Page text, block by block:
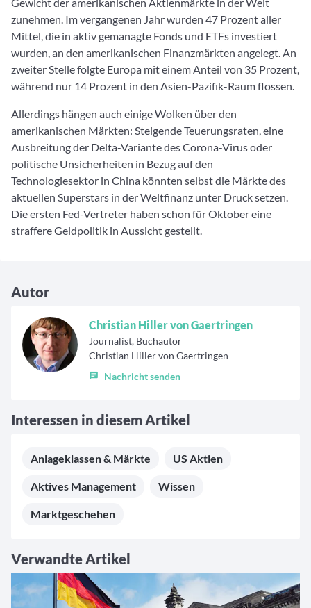
zunehmen. Im vergangenen Jahr wurden 47 Prozent aller
Mittel, die in aktiv gemanagte Fonds und ETFs investiert
wurden, an den amerikanischen Finanzmärkten angelegt. An
zweiter Stelle folgte Europa mit einem Anteil von 35 Prozent,
während nur 14 Prozent in den Asien-Pazifik-Raum flossen.
Allerdings hängen auch einige Wolken über den
amerikanischen Märkten: Steigende Teuerungsraten, eine
Ausbreitung der Delta-Variante des Corona-Virus oder
politische Unsicherheiten in Bezug auf den
Technologiesektor in China könnten selbst die Märkte des
aktuellen Superstars in der Weltfinanz unter Druck setzen.
Die ersten Fed-Vertreter haben schon für Oktober eine
straffere Geldpolitik in Aussicht gestellt.
Autor
Christian Hiller von Gaertringen
Journalist, Buchautor
Christian Hiller von Gaertringen
Nachricht senden
Interessen in diesem Artikel
Anlageklassen & Märkte US Aktien
Aktives Management Wissen
Marktgeschehen
Verwandte Artikel